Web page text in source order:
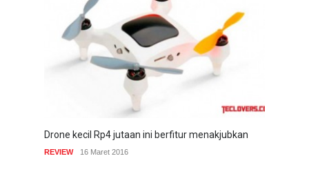
Drone kecil Rp4 jutaan ini berfitur menakjubkan
REVIEW 16 Maret 2016